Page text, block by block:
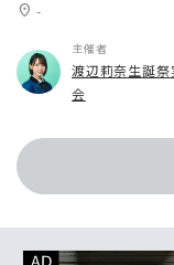
location_on -
主催者
渡辺莉奈生誕祭
会